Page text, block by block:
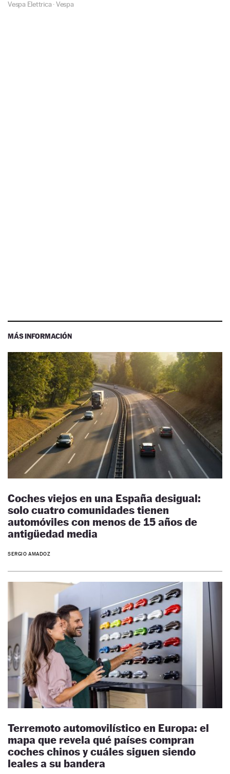
Vespa Elettrica·Vespa
MÁS INFORMACIÓN
Coches viejos en una España desigual:
solo cuatro comunidades tienen
automóviles con menos de 15 años de
antigüedad media
SERGIO AMADOZ
Terremoto automovilístico en Europa: el
mapa que revela qué países compran
coches chinos y cuáles siguen siendo
leales a su bandera